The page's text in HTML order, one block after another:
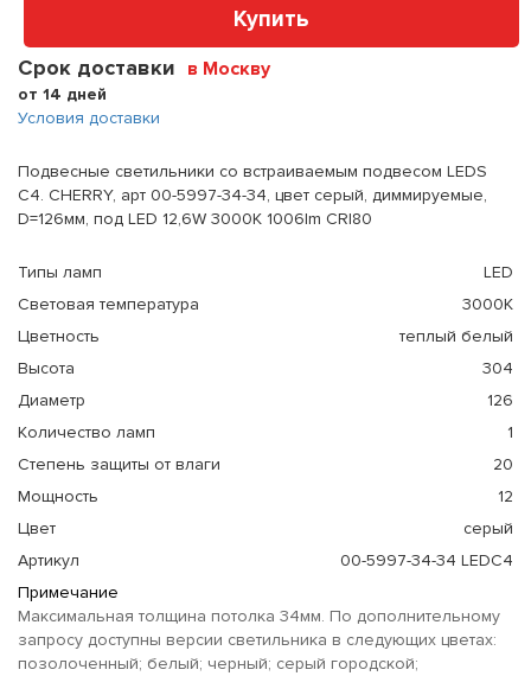
Купить
Срок доставки в Москву
от 14 дней
Условия доставки
Подвесные светильники со встраиваемым подвесом LEDS
C4. CHERRY, арт 00-5997-34-34, цвет серый, диммируемые,
D=126мм, под LED 12,6W 3000K 1006lm CRI80
Типы ламп
LED
Световая температура
3000К
Цветность
теплый белый
Высота
304
Диаметр
126
Количество ламп
1
Степень защиты от влаги
20
Мощность
12
Цвет
серый
Артикул
00-5997-34-34 LEDC4
Примечание
Максимальная толщина потолка 34мм. По дополнительному
запросу доступны версии светильника в следующих цветах:
позолоченный; белый; черный; серый городской;